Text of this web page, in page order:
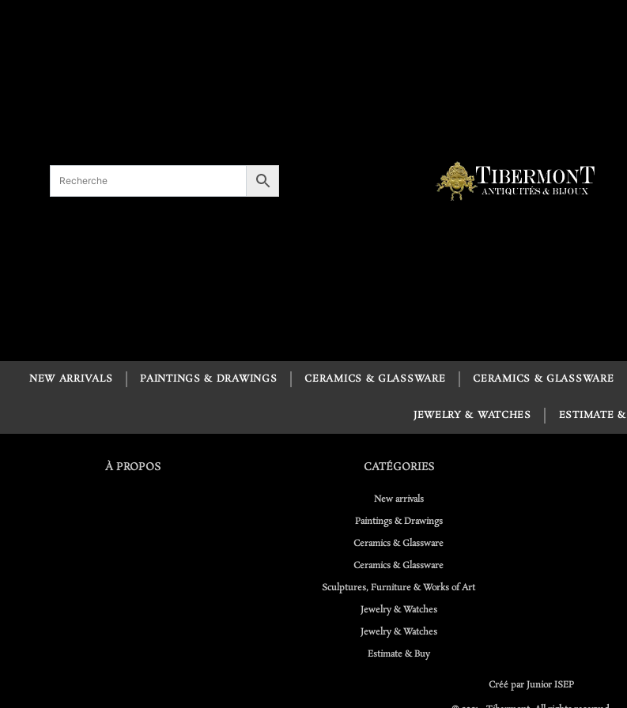
NEW ARRIVALS PAINTINGS & DRAWINGS CERAMICS & GLASSWARE CERAMICS & GLASSWARE
JEWELRY & WATCHES ESTIMATE
À PROPOS CATÉGORIES
New arrivals
Paintings & Drawings
Ceramics & Glassware
Ceramics & Glassware
Sculptures, Furniture & Works of Art
Jewelry & Watches
Jewelry & Watches
Estimate & Buy
Créé par Junior ISEP